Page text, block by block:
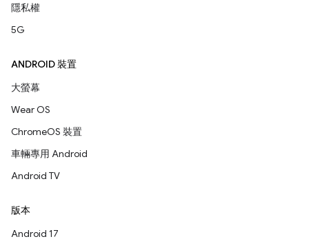
隱私權
5G
ANDROID 裝置
大螢幕
Wear OS
ChromeOS 裝置
車輛專用 Android
Android TV
版本
Android 17